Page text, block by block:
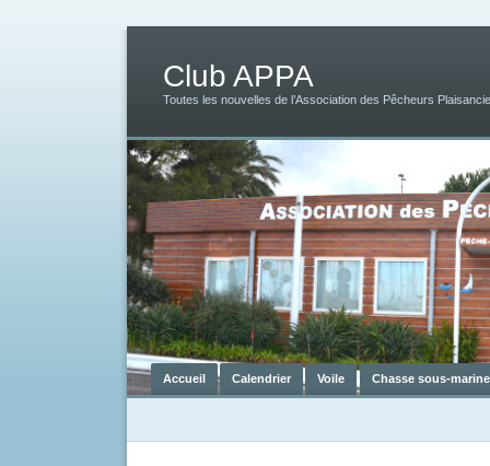
Club APPA
Toutes les nouvelles de l’Association des Pêcheurs
Accueil Calendrier Voile Chasse sous-marine